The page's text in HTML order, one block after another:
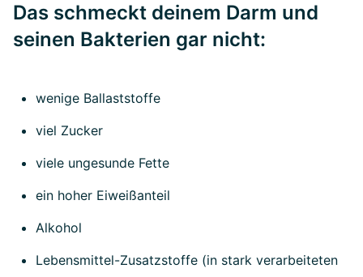
Das schmeckt deinem Darm und
seinen Bakterien gar nicht:
wenige Ballaststoffe
viel Zucker
viele ungesunde Fette
ein hoher Eiweißanteil
Alkohol
Lebensmittel-Zusatzstoffe (in stark verarbeiteten